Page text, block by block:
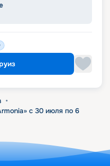
•
с 30 июля по 6